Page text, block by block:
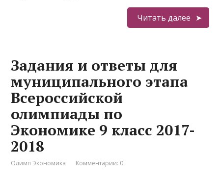
Читать далее
Задания и ответы для
муниципального этапа
Всероссийской
олимпиады по
Экономике 9 класс 2017-
2018
Олимп Экономика Комментарии: 0